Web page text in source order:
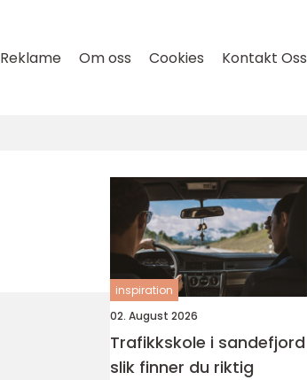
Reklame Om oss Cookies Kontakt Oss
inspiration
02. August 2026
Trafikkskole i sandefjord
slik finner du riktig